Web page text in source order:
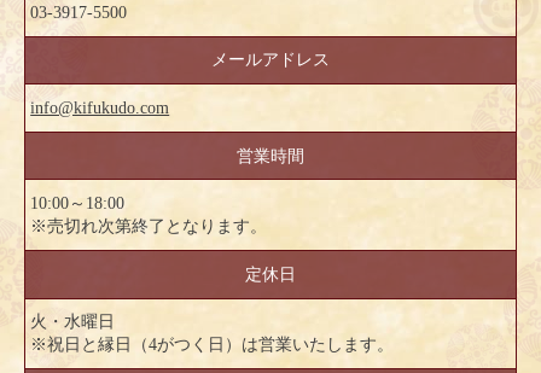
03-3917-5500
メールアドレス
info@kifukudo.com
営業時間
10:00～18:00
※売切れ次第終了となります。
定休日
火・水曜日
※祝日と縁日（4がつく日）は営業いたします。